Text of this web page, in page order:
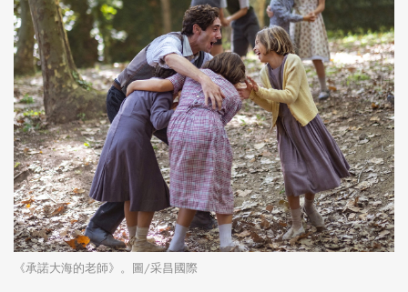
《承諾大海的老師》。圖/采昌國際